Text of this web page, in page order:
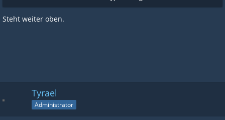
Steht weiter oben.
Tyrael
Administrator